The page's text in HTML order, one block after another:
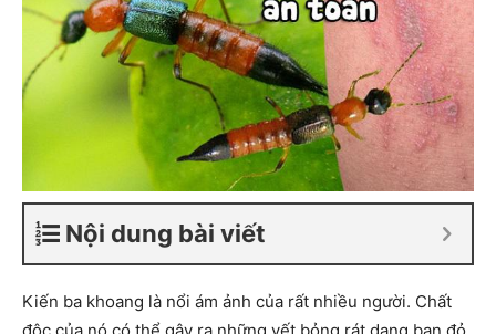
Nội dung bài viết
Kiến ba khoang là nổi ám ảnh của rất nhiều người. Chất